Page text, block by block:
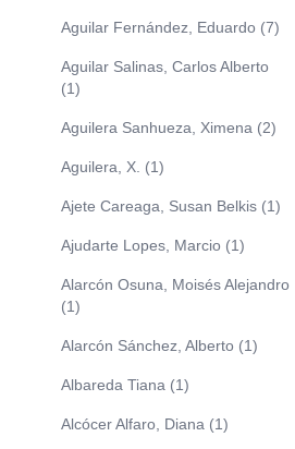
Aguilar Fernández, Eduardo (7)
Aguilar Salinas, Carlos Alberto
(1)
Aguilera Sanhueza, Ximena (2)
Aguilera, X. (1)
Ajete Careaga, Susan Belkis (1)
Ajudarte Lopes, Marcio (1)
Alarcón Osuna, Moisés Alejandro
(1)
Alarcón Sánchez, Alberto (1)
Albareda Tiana (1)
Alcócer Alfaro, Diana (1)